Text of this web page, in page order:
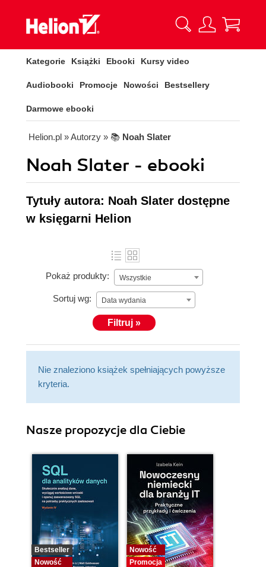
Kategorie Książki Ebooki Kursy video
Audiobooki Promocje Nowości Bestsellery
Darmowe ebooki
Helion.pl » Autorzy » 📚 Noah Slater
Noah Slater - ebooki
Tytuły autora: Noah Slater dostępne
w księgarni Helion
Pokaż produkty: Wszystkie
Sortuj wg: Data wydania
Filtruj »
Nie znaleziono książek spełniających powyższe
kryteria.
Nasze propozycje dla Ciebie
Bestseller
Nowość
Nowość
Promocja